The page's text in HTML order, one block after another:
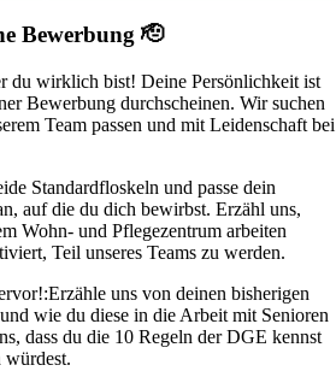
Bewerbung 🫡
du wirklich bist! Deine Persönlichkeit ist
Bewerbung durchscheinen. Wir suchen
Team passen und mit Leidenschaft bei
Standardfloskeln und passe dein
auf die du dich bewirbst. Erzähl uns,
Wohn- und Pflegezentrum arbeiten
Teil unseres Teams zu werden.
Erzähle uns von deinen bisherigen
wie du diese in die Arbeit mit Senioren
dass du die 10 Regeln der DGE kennst
würdest.